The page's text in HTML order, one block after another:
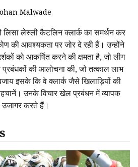
Malwade
लेस्ली कैटलिन क्लार्क का समर्थन कर
की आवश्यकता पर जोर दे रही हैं। उन्होंने
को आकर्षित करने की क्षमता है, जो लीग
प्रबंधकों की आलोचना की, जो तत्काल लाभ
इसके कि वे क्लार्क जैसे खिलाड़ियों की
उनके विचार खेल प्रबंधन में व्यापक
करते हैं।